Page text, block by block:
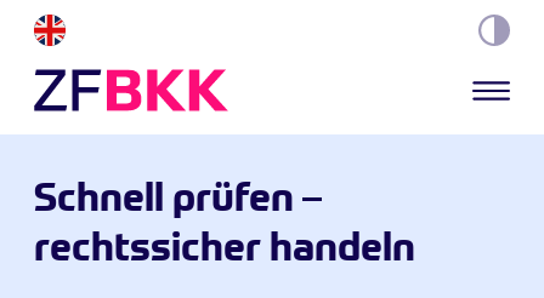
Skip to the content
Schnell prüfen –
rechtssicher handeln